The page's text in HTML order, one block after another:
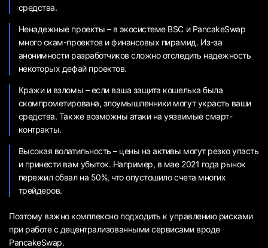
средства.
Ненадежные проекты – в экосистеме BSC и PancakeSwap
много скам-проектов и финансовых пирамид. Из-за
анонимности разработчиков сложно отследить надежность
некоторых дефай проектов.
Кражи и взломы – если ваша защита кошелька была
скомпрометирована, злоумышленники могут украсть ваши
средства. Также возможны атаки на уязвимые смарт-
контракты.
Высокая волатильность – цены на активы могут резко упасть
и принести вам убыток. Например, в мае 2021 года рынок
пережил обвал на 50%, что опустошило счета многих
трейдеров.
Поэтому важно комплексно подходить к управлению рисками
при работе с децентрализованными сервисами вроде
PancakeSwap.